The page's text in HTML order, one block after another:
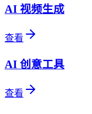
AI 视频生成
查看
AI 创意工具
查看